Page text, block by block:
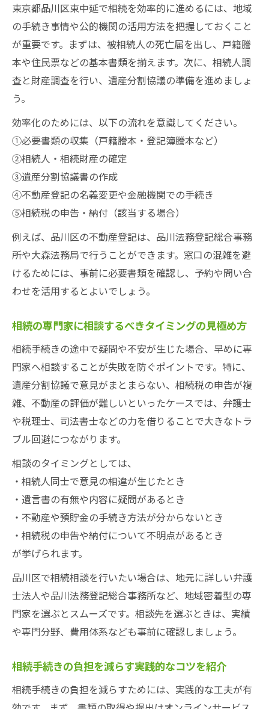
相続でよくある不安を解消するアドバイス
資産を守るための相続手続き最適化の方法
相続後も安心を保つための実践的準備術
東京都品川区東中延で相続を効率的に進めるには、地域
の手続き事情や公的機関の活用方法を把握しておくこと
が重要です。まずは、被相続人の死亡届を出し、戸籍謄
本や住民票などの基本書類を揃えます。次に、相続人調
査と財産調査を行い、遺産分割協議の準備を進めましょ
う。
効率化のためには、以下の流れを意識してください。
①必要書類の収集（戸籍謄本・登記簿謄本など）
②相続人・相続財産の確定
③遺産分割協議書の作成
④不動産登記の名義変更や金融機関での手続き
⑤相続税の申告・納付（該当する場合）
例えば、品川区の不動産登記は、品川法務登記総合事務
所や大森法務局で行うことができます。窓口の混雑を避
けるためには、事前に必要書類を確認し、予約や問い合
わせを活用するとよいでしょう。
相続の専門家に相談するべきタイミングの見極め方
相続手続きの途中で疑問や不安が生じた場合、早めに専
門家へ相談することが失敗を防ぐポイントです。特に、
遺産分割協議で意見がまとまらない、相続税の申告が複
雑、不動産の評価が難しいといったケースでは、弁護士
や税理士、司法書士などの力を借りることで大きなトラ
ブル回避につながります。
相談のタイミングとしては、
・相続人同士で意見の相違が生じたとき
・遺言書の有無や内容に疑問があるとき
・不動産や預貯金の手続き方法が分からないとき
・相続税の申告や納付について不明点があるとき
が挙げられます。
品川区で相続相談を行いたい場合は、地元に詳しい弁護
士法人や品川法務登記総合事務所など、地域密着型の専
門家を選ぶとスムーズです。相談先を選ぶときは、実績
や専門分野、費用体系なども事前に確認しましょう。
相続手続きの負担を減らす実践的なコツを紹介
相続手続きの負担を減らすためには、実践的な工夫が有